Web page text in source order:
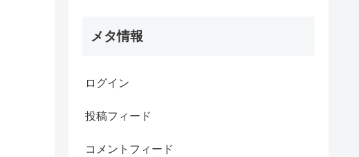
メタ情報
ログイン
投稿フィード
コメントフィード